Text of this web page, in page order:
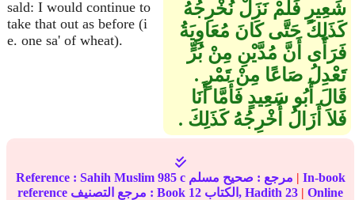
sald: I would continue to
take that out as before (i
e. one sa' of wheat).
شَعِيرٍ فَلَمْ نَزَلْ نُخْرِجُهُ
كَذَلِكَ حَتَّى كَانَ مُعَاوِيَةُ
فَرَأَى أَنَّ مُدَّيْنِ مِنْ بُرٍّ
تَعْدِلُ صَاعًا مِنْ تَمْرٍ ‏.‏
قَالَ أَبُو سَعِيدٍ فَأَمَّا أَنَا
فَلاَ أَزَالُ أُخْرِجُهُ كَذَلِكَ ‏.‏
Reference : Sahih Muslim 985 c مرجع : صحيح مسلم | In-book
reference مرجع التصنيف : Book 12 الكتاب, Hadith 23 | Online